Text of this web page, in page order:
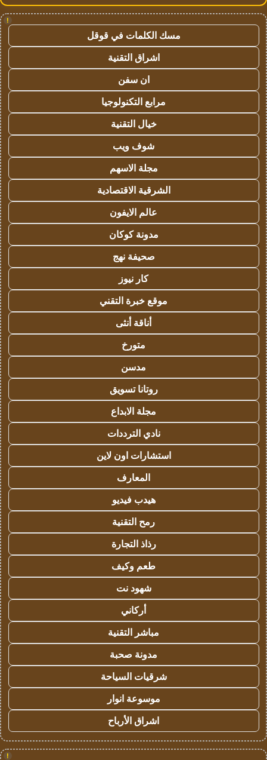
!
مسك الكلمات في قوقل
اشراق التقنية
ان سفن
مرابع التكنولوجيا
خيال التقنية
شوف ويب
مجلة الاسهم
الشرقية الاقتصادية
عالم الايفون
مدونة كوكان
صحيفة نهج
كار نيوز
موقع خبرة التقني
أناقة أنثى
متورخ
مدسن
روتانا تسويق
مجلة الابداع
نادي الترددات
استشارات اون لاين
المعارف
هيدب فيديو
رمح التقنية
رذاذ التجارة
طعم وكيف
شهود نت
أركاني
مباشر التقنية
مدونة صحبة
شرقيات السياحة
موسوعة انوار
اشراق الأرباح
!